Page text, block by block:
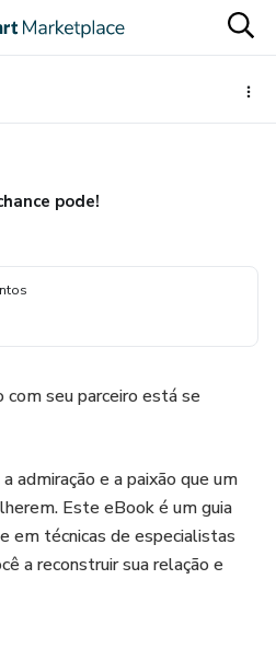
pode!
com seu parceiro está se
admiração e a paixão que um
Este eBook é um guia
em técnicas de especialistas
a reconstruir sua relação e